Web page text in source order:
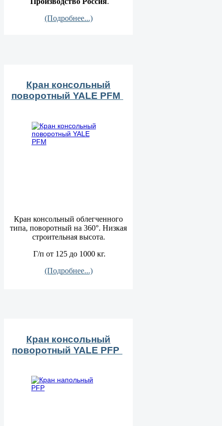
(Подробнее...)
Кран консольный
поворотный YALE PFM
Кран консольный облегченного
типа, поворотный на 360°. Низкая
строительная высота.
Г/п от 125 до 1000 кг.
(Подробнее...)
Кран консольный
поворотный YALE PFP